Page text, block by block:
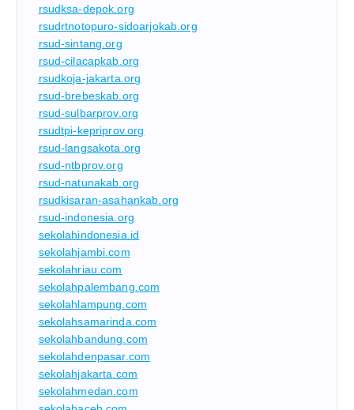
rsudksa-depok.org
rsudrtnotopuro-sidoarjokab.org
rsud-sintang.org
rsud-cilacapkab.org
rsudkoja-jakarta.org
rsud-brebeskab.org
rsud-sulbarprov.org
rsudtpi-kepriprov.org
rsud-langsakota.org
rsud-ntbprov.org
rsud-natunakab.org
rsudkisaran-asahankab.org
rsud-indonesia.org
sekolahindonesia.id
sekolahjambi.com
sekolahriau.com
sekolahpalembang.com
sekolahlampung.com
sekolahsamarinda.com
sekolahbandung.com
sekolahdenpasar.com
sekolahjakarta.com
sekolahmedan.com